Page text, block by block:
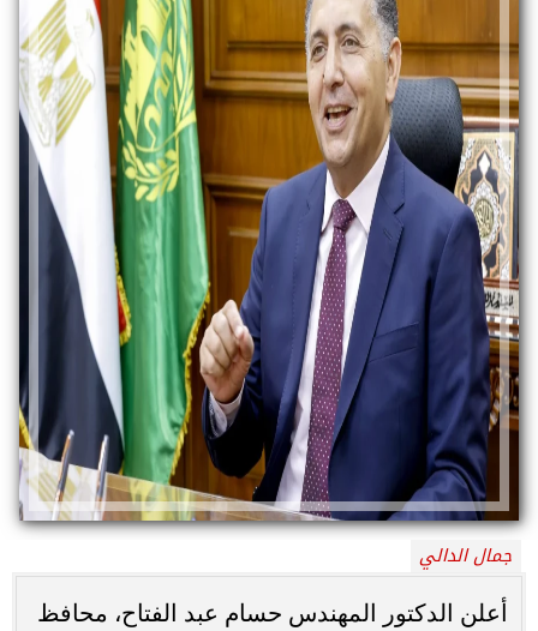
جمال الدالي
أعلن الدكتور المهندس حسام عبد الفتاح، محافظ